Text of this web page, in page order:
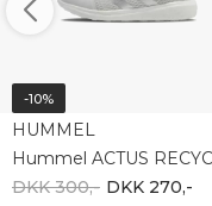
-10%
HUMMEL
DKK 300,- DKK 270,-